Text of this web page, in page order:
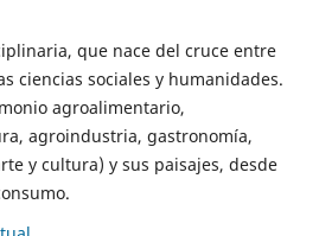
que nace del cruce entre
ciencias sociales y humanidades.
agroalimentario,
agroindustria, gastronomía,
y cultura) y sus paisajes, desde